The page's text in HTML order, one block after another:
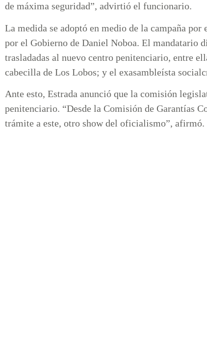
de máxima seguridad”, advirtió el funcionario.
La medida se adoptó en medio de la campaña
por el Gobierno de Daniel Noboa. El mandatario
trasladadas al nuevo centro penitenciario, entre
cabecilla de Los Lobos; y el exasambleísta
Ante esto, Estrada anunció que la comisión
penitenciario. “Desde la Comisión de Garantías
trámite a este, otro show del oficialismo”, afirmó.